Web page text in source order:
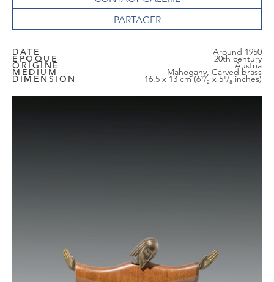
DATE Around 1950
EPOQUE 20th century
ORIGINE Austria
MEDIUM Mahogany, Carved brass
DIMENSION 16.5 x 13 cm (6¹/₂ x 5¹/₈ inches)